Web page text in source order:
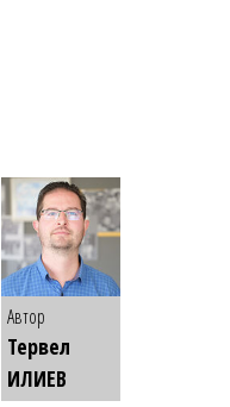
Автор
Тервел
ИЛИЕВ